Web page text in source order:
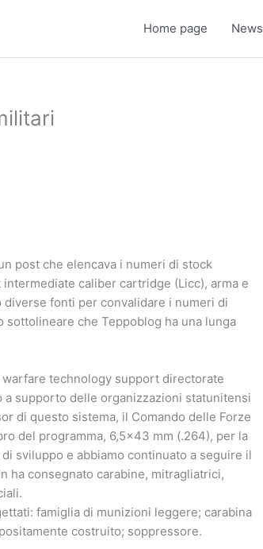
Home page News
post che elencava i numeri di stock
caliber cartridge (Licc), arma e
fonti per convalidare i numeri di
che Teppoblog ha una lunga
technology support directorate
supporto delle organizzazioni statunitensi
di questo sistema, il Comando delle Forze
del programma, 6,5×43 mm (.264), per la
sviluppo e abbiamo continuato a seguire il
ha consegnato carabine, mitragliatrici,
famiglia di munizioni leggere; carabina
costruito; soppressore.